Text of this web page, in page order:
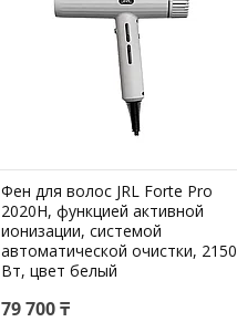
Фен для волос JRL Forte Pro
2020H, функцией активной
ионизации, системой
автоматической очистки, 2150
Вт, цвет белый
79 700 ₸